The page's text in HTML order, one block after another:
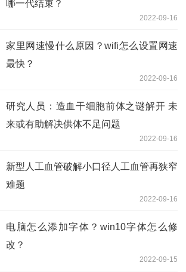
哪一代结束？
2022-09-16
家里网速慢什么原因？wifi怎么设置网速
最快？
2022-09-16
研究人员：造血干细胞前体之谜解开 未
来或有助解决供体不足问题
2022-09-16
新型人工血管破解小口径人工血管再狭窄
难题
2022-09-16
电脑怎么添加字体？win10字体怎么修
改？
2022-09-15